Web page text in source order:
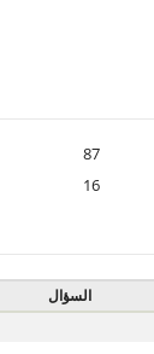
87
16
السؤال